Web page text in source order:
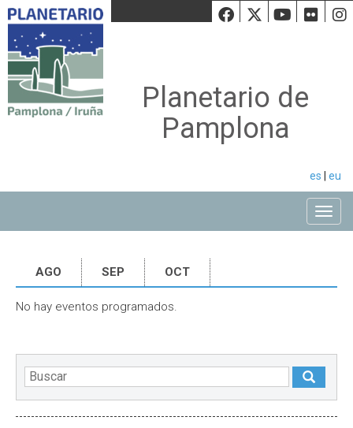
Facebook
Twiiter
Planetario de
Pamplona
es eu
AGO SEP OCT
No hay eventos programados.